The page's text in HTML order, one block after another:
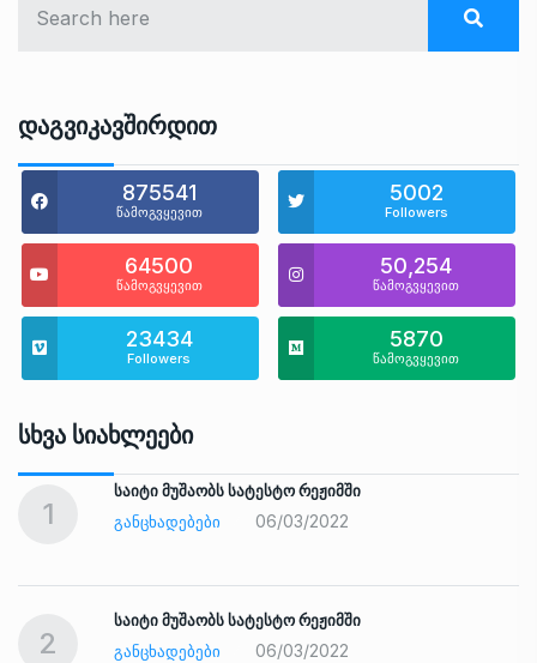
Დაგვიკავშირდით
875541
წამოგვყევით
5002
Followers
64500
წამოგვყევით
50,254
წამოგვყევით
23434
Followers
5870
წამოგვყევით
Სხვა Სიახლეები
1
საიტი მუშაობს სატესტო რეჟიმში
ᲒᲐᲜᲪᲮᲐᲓᲔᲑᲔᲑᲘ
06/03/2022
2
საიტი მუშაობს სატესტო რეჟიმში
ᲒᲐᲜᲪᲮᲐᲓᲔᲑᲔᲑᲘ
06/03/2022